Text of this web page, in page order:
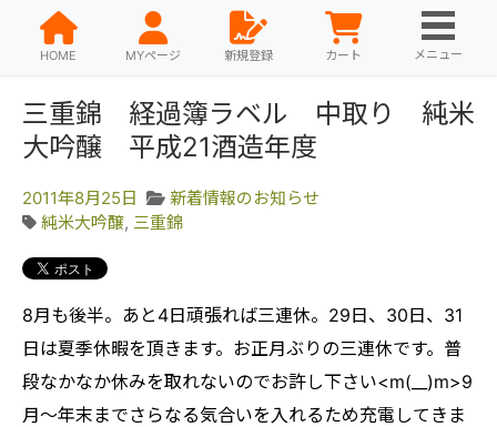
HOME MYページ 新規登録 カート メニュー
三重錦 経過簿ラベル 中取り 純米
大吟醸 平成21酒造年度
2011年8月25日
新着情報のお知らせ
純米大吟醸, 三重錦
8月も後半。あと4日頑張れば三連休。29日、30日、31
日は夏季休暇を頂きます。お正月ぶりの三連休です。普
段なかなか休みを取れないのでお許し下さい<m(__)m>9
月～年末までさらなる気合いを入れるため充電してきま